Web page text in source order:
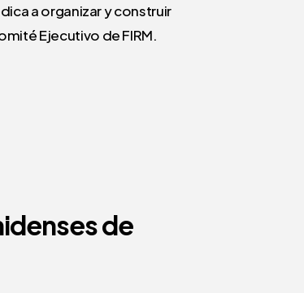
a organizar y construir
Ejecutivo de FIRM.
de